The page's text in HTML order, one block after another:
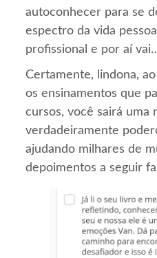
autoconhecer para se
espectro da vida
profissional e por aí
Certamente, lindona,
os ensinamentos que
cursos, você sairá uma
verdadeiramente
ajudando milhares de
depoimentos a seguir